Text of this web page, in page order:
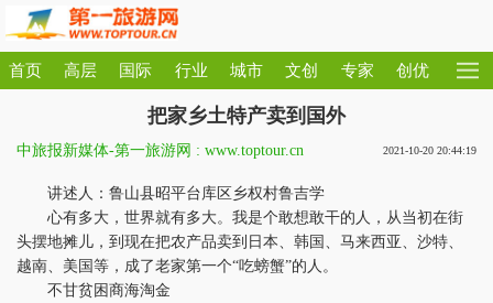
首页 高层 国际 行业 城市 文创 专家 创优
把家乡土特产卖到国外
中旅报新媒体-第一旅游网 : www.toptour.cn 2021-10-20 20:44:19
讲述人：鲁山县昭平台库区乡权村鲁吉学
心有多大，世界就有多大。我是个敢想敢干的人，从当初在街
头摆地摊儿，到现在把农产品卖到日本、韩国、马来西亚、沙特、
越南、美国等，成了老家第一个“吃螃蟹”的人。
不甘贫困商海淘金